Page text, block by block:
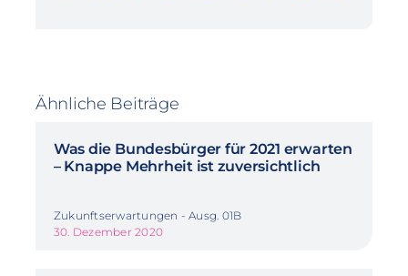
Ähnliche Beiträge
Was die Bundesbürger für 2021 erwarten
– Knappe Mehrheit ist zuversichtlich
Zukunftserwartungen - Ausg. 01B
30. Dezember 2020